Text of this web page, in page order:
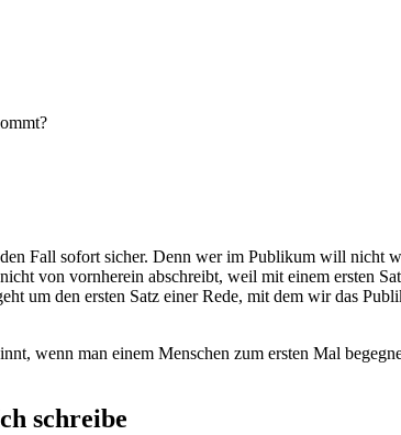
Fall sofort sicher. Denn wer im Publikum will nicht
von vornherein abschreibt, weil mit einem ersten
um den ersten Satz einer Rede, mit dem wir das
wenn man einem Menschen zum ersten Mal
schreibe